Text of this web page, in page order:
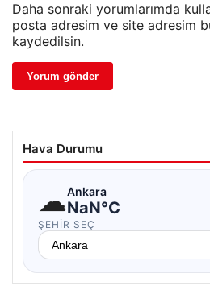
Daha sonraki yorumlarımda
posta adresim ve site adresim
kaydedilsin.
Hava Durumu
☁Ankara
NaN°C
ŞEHIR SEÇ